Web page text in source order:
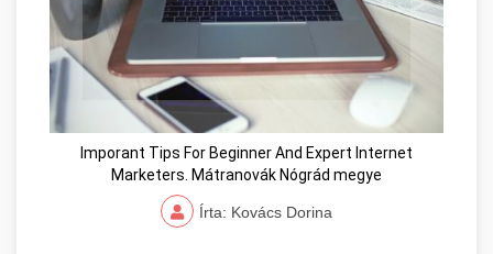
Imporant Tips For Beginner And Expert Internet
Marketers. Mátranovák Nógrád megye
Írta: Kovács Dorina